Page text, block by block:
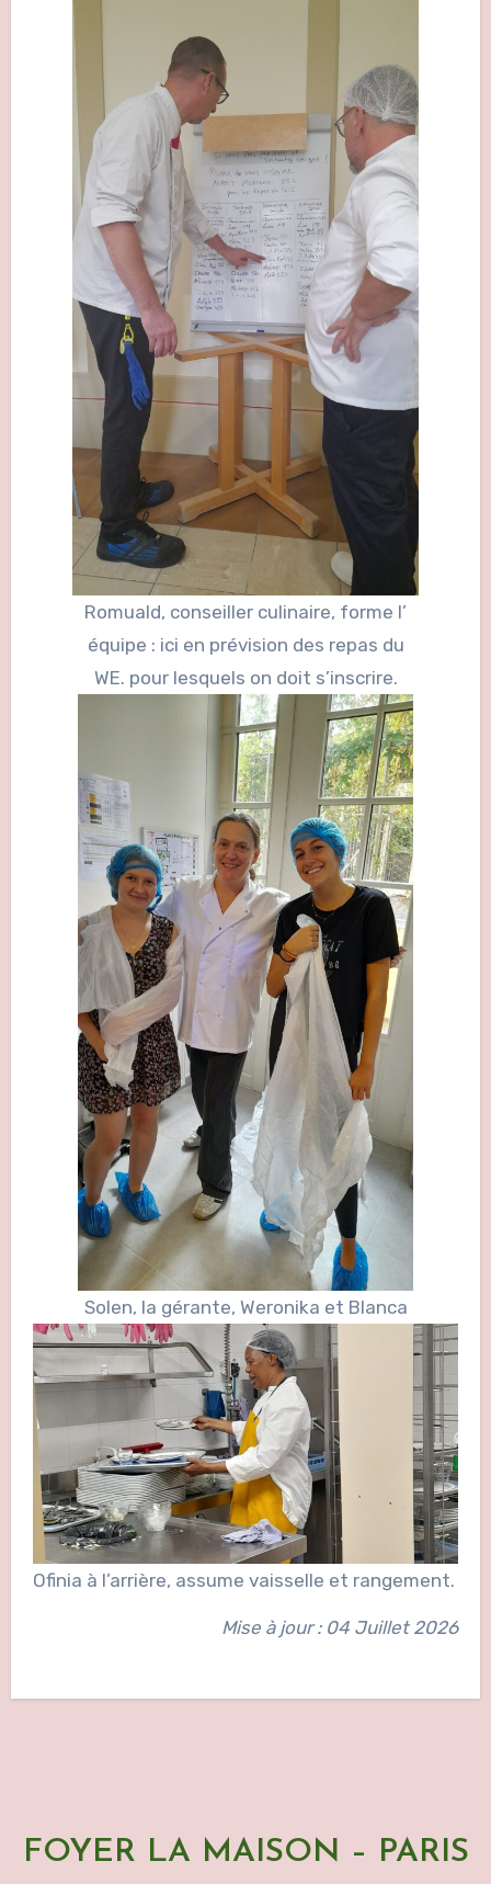
Romuald, conseiller culinaire, forme l’
équipe : ici en prévision des repas du
WE. pour lesquels on doit s’inscrire.
Solen, la gérante, Weronika et Blanca
Ofinia à l’arrière, assume vaisselle et rangement.
Mise à jour : 04 Juillet 2026
FOYER LA MAISON – PARIS